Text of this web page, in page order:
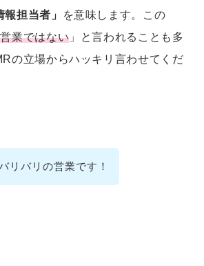
報担当者」
を意味します。この
営業ではない 」と言われることも多
の立場からハッキリ言わせてくだ
リバリの営業です！